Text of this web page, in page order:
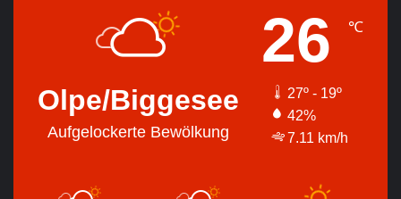
Olpe/Biggesee
Aufgelockerte Bewölkung
26 ℃
27º - 19º
42%
7.11 km/h